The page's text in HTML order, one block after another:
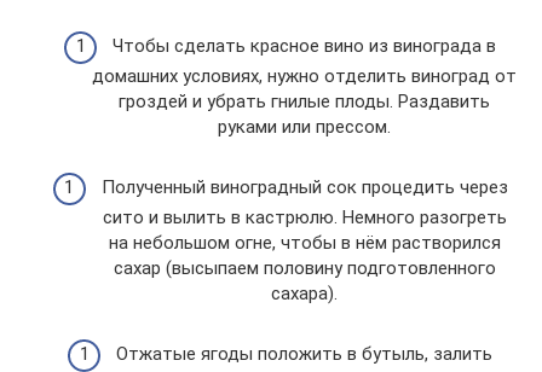
Чтобы сделать красное вино из винограда в
домашних условиях, нужно отделить виноград от
гроздей и убрать гнилые плоды. Раздавить
руками или прессом.
Полученный виноградный сок процедить через
сито и вылить в кастрюлю. Немного разогреть
на небольшом огне, чтобы в нём растворился
сахар (высыпаем половину подготовленного
сахара).
Отжатые ягоды положить в бутыль, залить